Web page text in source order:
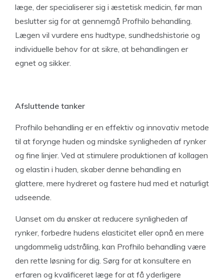
læge, der specialiserer sig i æstetisk medicin, før man
beslutter sig for at gennemgå Profhilo behandling.
Lægen vil vurdere ens hudtype, sundhedshistorie og
individuelle behov for at sikre, at behandlingen er
egnet og sikker.
Afsluttende tanker
Profhilo behandling er en effektiv og innovativ metode
til at forynge huden og mindske synligheden af rynker
og fine linjer. Ved at stimulere produktionen af kollagen
og elastin i huden, skaber denne behandling en
glattere, mere hydreret og fastere hud med et naturligt
udseende.
Uanset om du ønsker at reducere synligheden af
rynker, forbedre hudens elasticitet eller opnå en mere
ungdommelig udstråling, kan Profhilo behandling være
den rette løsning for dig. Sørg for at konsultere en
erfaren og kvalificeret læge for at få yderligere